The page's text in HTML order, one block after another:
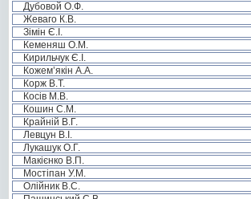
Дубовой О.Ф.
Жеваго К.В.
Зімін Є.І.
Кеменяш О.М.
Кирильчук Є.І.
Кожем’якін А.А.
Корж В.Т.
Косів М.В.
Кошин С.М.
Крайній В.Г.
Левцун В.І.
Лукашук О.Г.
Макієнко В.П.
Мостіпан У.М.
Олійник В.С.